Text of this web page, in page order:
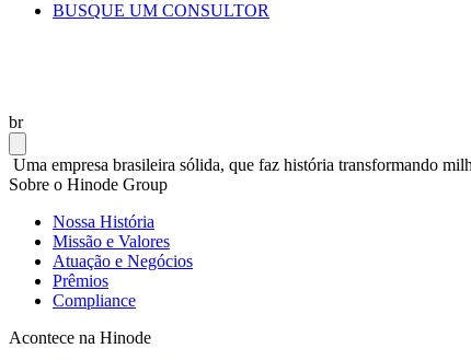
BUSQUE UM CONSULTOR
br
Uma empresa brasileira sólida, que faz história transformando
Sobre o Hinode Group
Nossa História
Missão e Valores
Atuação e Negócios
Prêmios
Compliance
Acontece na Hinode